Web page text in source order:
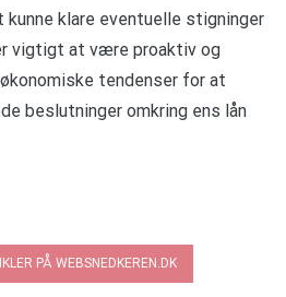
klare eventuelle stigninger
vigtigt at være proaktiv og
tendenser for at
beslutninger omkring ens lån
PÅ WEBSNEDKEREN.DK